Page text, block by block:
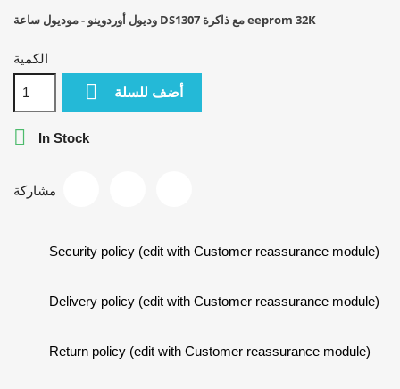
وديول أوردوينو - موديول ساعة DS1307 مع ذاكرة eeprom 32K
الكمية
 أضف للسلة
 In Stock
مشاركة
Security policy (edit with Customer reassurance module)
Delivery policy (edit with Customer reassurance module)
Return policy (edit with Customer reassurance module)